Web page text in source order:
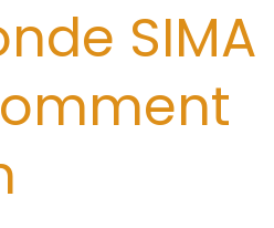
SIMA